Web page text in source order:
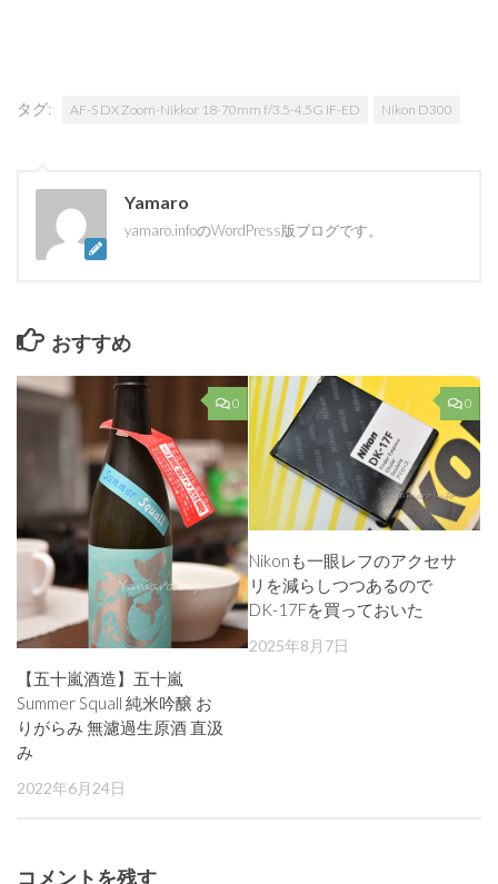
タグ: AF-S DX Zoom-Nikkor 18-70mm f/3.5-4.5G IF-ED Nikon D300
Yamaro
yamaro.infoのWordPress版ブログです。
おすすめ
0
【五十嵐酒造】五十嵐
Summer Squall 純米吟醸 お
りがらみ 無濾過生原酒 直汲
み
2022年6月24日
0
Nikonも一眼レフのアクセサ
リを減らしつつあるので
DK-17Fを買っておいた
2025年8月7日
コメントを残す